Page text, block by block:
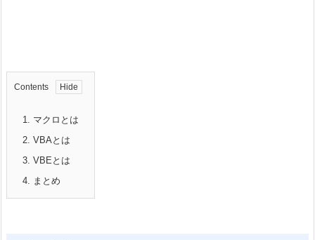
Contents
1.
マクロとは
2. VBAとは
3. VBEとは
4.
まとめ